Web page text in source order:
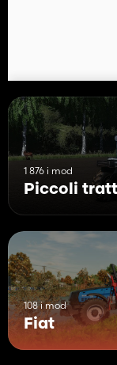
1 876 i mod
Piccoli
108 i mod
Fiat